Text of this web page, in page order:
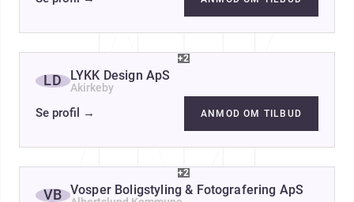
+2
LD LYKK Design ApS
Akirkeby
Se profil → ANMOD OM TILBUD
+2
VB Vosper Boligstyling & Fotografering ApS